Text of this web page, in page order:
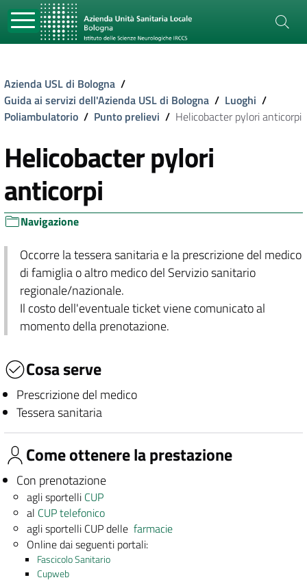
Azienda USL di Bologna /
Guida ai servizi dell'Azienda USL di Bologna / Luoghi /
Poliambulatorio / Punto prelievi / Helicobacter pylori anticorpi
Helicobacter pylori
anticorpi
Navigazione
Occorre la tessera sanitaria e la prescrizione del medico
di famiglia o altro medico del Servizio sanitario
regionale/nazionale.
Il costo dell'eventuale ticket viene comunicato al
momento della prenotazione.
Cosa serve
Prescrizione del medico
Tessera sanitaria
Come ottenere la prestazione
Con prenotazione
agli sportelli CUP
al CUP telefonico
agli sportelli CUP dellefarmacie
Online dai seguenti portali:
Fascicolo Sanitario
Cupweb